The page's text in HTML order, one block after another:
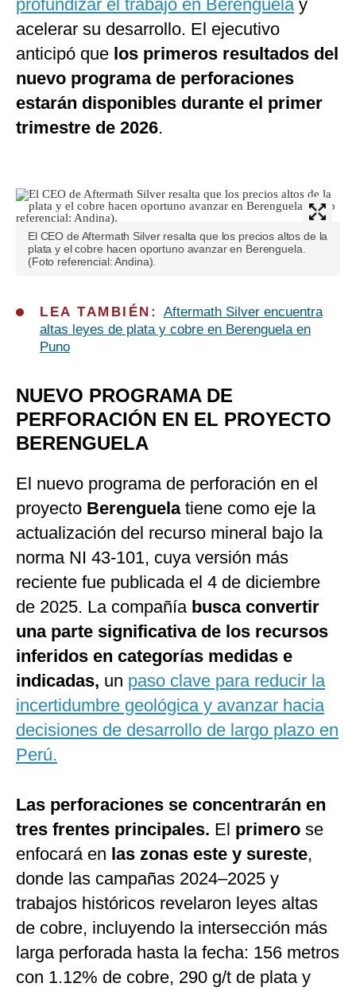
profundizar el trabajo en Berenguelay
acelerar su desarrollo. El ejecutivo
anticipó que los primeros resultados del
nuevo programa de perforaciones
estarán disponibles durante el primer
trimestre de 2026.
El CEO de Aftermath Silver resalta que los precios altos de la
plata y el cobre hacen oportuno avanzar en Berenguela.
(Foto referencial: Andina).
LEA TAMBIÉN: Aftermath Silver encuentra
altas leyes de plata y cobre en Berenguela en
Puno
NUEVO PROGRAMA DE
PERFORACIÓN EN EL PROYECTO
BERENGUELA
El nuevo programa de perforación en el
proyecto Berenguelatiene como eje la
actualización del recurso mineral bajo la
norma NI 43-101, cuya versión más
reciente fue publicada el 4 de diciembre
de 2025. La compañía busca convertir
una parte significativa de los recursos
inferidos en categorías medidas e
indicadas, un paso clave para reducir la
incertidumbre geológica y avanzar hacia
decisiones de desarrollo de largo plazo en
Perú.
Las perforaciones se concentrarán en
tres frentes principales. El primero se
enfocará en las zonas este y sureste,
donde las campañas 2024–2025 y
trabajos históricos revelaron leyes altas
de cobre, incluyendo la intersección más
larga perforada hasta la fecha: 156 metros
con 1.12% de cobre, 290 g/t de plata y